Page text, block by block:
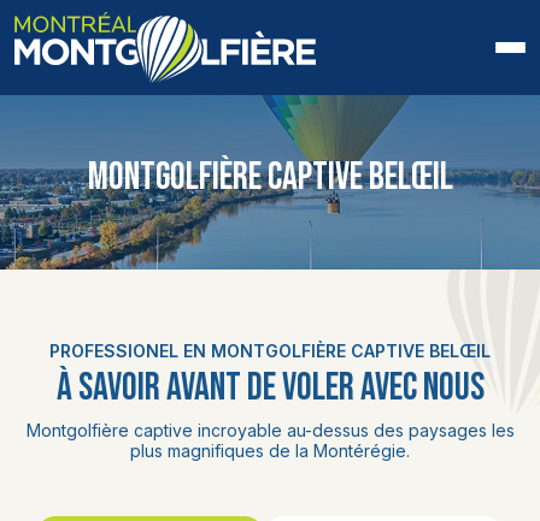
QUI SOMMES-NOUS
FAQ
PHOTOS ET VIDÉOS
CONTACT
MONTGOLFIÈRE CAPTIVE BELŒIL
PROFESSIONEL EN MONTGOLFIÈRE CAPTIVE BELŒIL
À SAVOIR AVANT DE VOLER AVEC NOUS
Montgolfière captive incroyable au-dessus des paysages les
plus magnifiques de la Montérégie.